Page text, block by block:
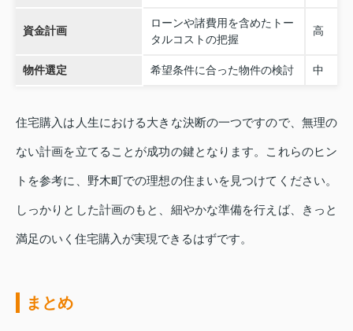
資金計画
ローンや諸費用を含めたトー
タルコストの把握
高
物件選定 希望条件に合った物件の検討 中
住宅購入は人生における大きな決断の一つですので、無理の
ない計画を立てることが成功の鍵となります。これらのヒン
トを参考に、野木町での理想の住まいを見つけてください。
しっかりとした計画のもと、細やかな準備を行えば、きっと
満足のいく住宅購入が実現できるはずです。
まとめ